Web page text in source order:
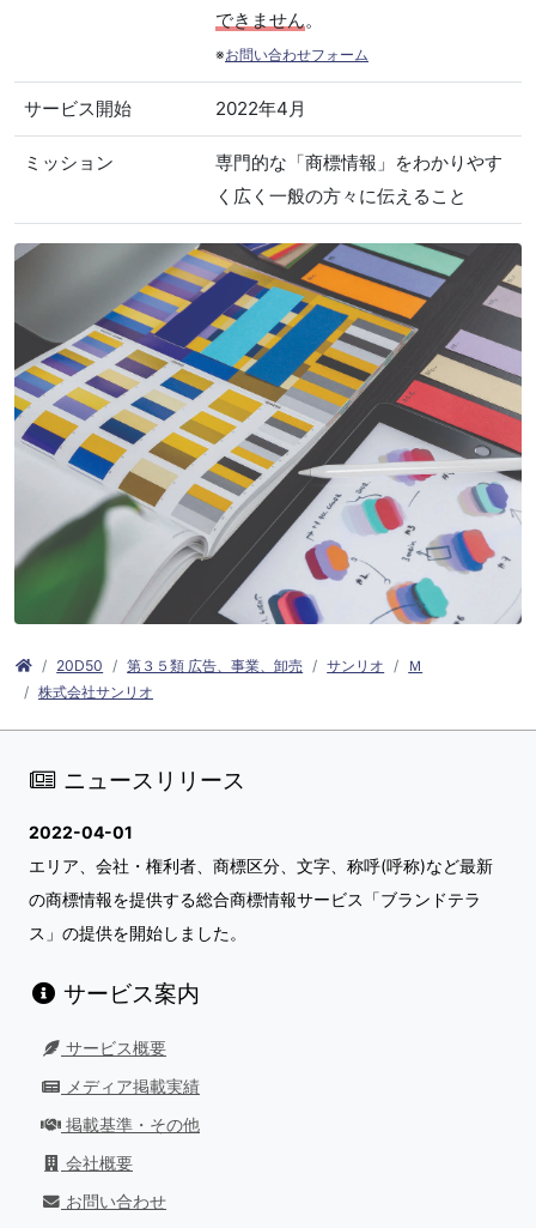
できません。
※お問い合わせフォーム
サービス開始 2022年4月
ミッション
専門的な「商標情報」をわかりやす
く広く一般の方々に伝えること
20D50 第３５類 広告、事業、卸売 サンリオ
Ｍ
株式会社サンリオ
ニュースリリース
2022-04-01
エリア、会社・権利者、商標区分、文字、称呼(呼称)など最新
の商標情報を提供する総合商標情報サービス「ブランドテラ
ス」の提供を開始しました。
サービス案内
サービス概要
メディア掲載実績
掲載基準・その他
会社概要
お問い合わせ